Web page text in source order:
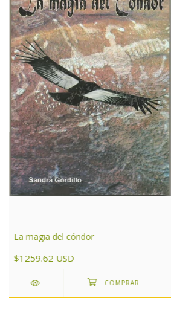
La magia del cóndor
$1259.62 USD